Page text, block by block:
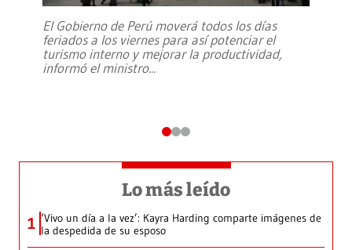
El Gobierno de Perú moverá todos los días
feriados a los viernes para así potenciar el
turismo interno y mejorar la productividad,
informó el ministro...
Lo más leído
1 ‘Vivo un día a la vez’: Kayra Harding comparte imágenes de
la despedida de su esposo